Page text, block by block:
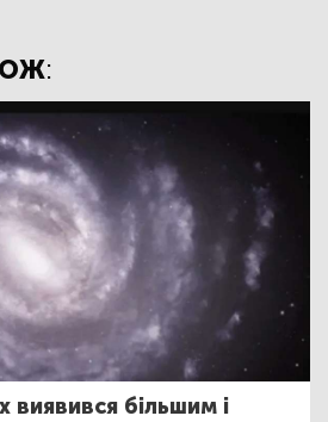
більшим і